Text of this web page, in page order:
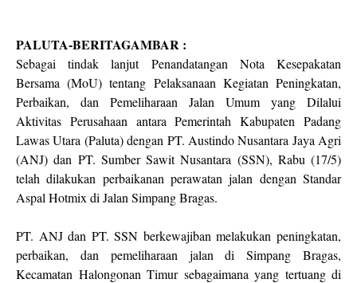
PALUTA-BERITAGAMBAR :
Sebagai tindak lanjut Penandatangan Nota Kesepakatan
Bersama (MoU) tentang Pelaksanaan Kegiatan Peningkatan,
Perbaikan, dan Pemeliharaan Jalan Umum yang Dilalui
Aktivitas Perusahaan antara Pemerintah Kabupaten Padang
Lawas Utara (Paluta) dengan PT. Austindo Nusantara Jaya Agri
(ANJ) dan PT. Sumber Sawit Nusantara (SSN), Rabu (17/5)
telah dilakukan perbaikanan perawatan jalan dengan Standar
Aspal Hotmix di Jalan Simpang Bragas. ⁣
PT. ANJ dan PT. SSN berkewajiban melakukan peningkatan,
perbaikan, dan pemeliharaan jalan di Simpang Bragas,
Kecamatan Halongonan Timur sebagaimana yang tertuang di